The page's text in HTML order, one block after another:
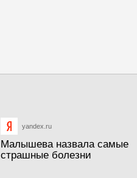
yandex.ru
Малышева назвала самые
страшные болезни